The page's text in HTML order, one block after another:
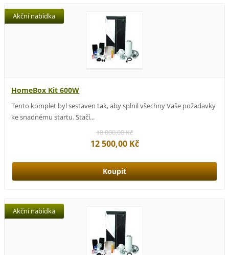
HomeBox Kit 600W
Akční nabídka
Tento komplet byl sestaven tak, aby splnil všechny Vaše požadavky
ke snadnému startu. Stačí...
18 000,00 Kč
12 500,00 Kč
Akční nabídka